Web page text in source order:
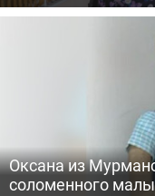
Оксана из
соломенного